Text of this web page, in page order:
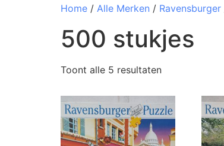
Home / Alle Merken / Ravensburger
500 stukjes
Toont alle 5 resultaten